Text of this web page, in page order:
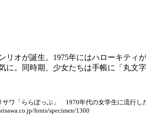
リオが誕生。1975年にはハローキテ
に。同時期、少女たちは手帳に「丸文
サワ「ららぽっぷ」 1970年代の女学生に流行し
fonts/specimen/1300